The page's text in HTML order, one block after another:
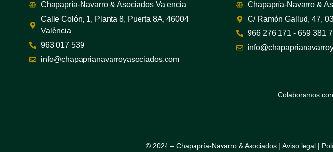
Chapapría-Navarro & Asociados Valencia
Calle Colón, 1, Planta 8, Puerta 8A, 46004
València
963 017 539
info@chapaprianavarroyasociados.com
Chapapría-Navarro &
C/ Ramón Gallud, 47,
966 276 171 - 659 381
Colaboramos con
© 2024 – Chapapría-Navarro & Asociados | Aviso legal |